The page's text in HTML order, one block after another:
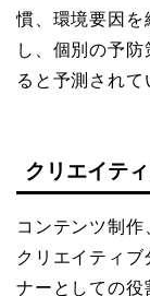
慣、環境要因を
し、個別の予
ると予測されて
クリエイテ
コンテンツ制
クリエイティ
ナーとしての役